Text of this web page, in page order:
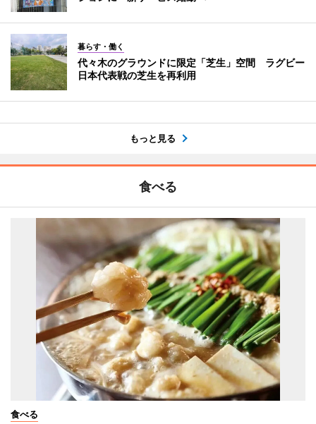
暮らす・働く
代々木のグラウンドに限定「芝生」空間 ラグビー
日本代表戦の芝生を再利用
もっと見る
食べる
食べる